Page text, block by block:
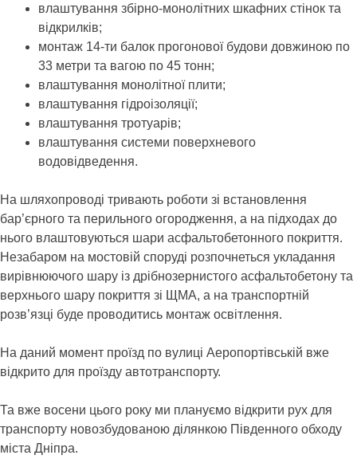
влаштування збірно-монолітних шкафних стінок та
відкрилків;
монтаж 14-ти балок прогонової будови довжиною по
33 метри та вагою по 45 тонн;
влаштування монолітної плити;
влаштування гідроізоляції;
влаштування тротуарів;
влаштування системи поверхневого
водовідведення.
На шляхопроводі тривають роботи зі встановлення
бар’єрного та перильного огородження, а на підходах до
нього влаштовуються шари асфальтобетонного покриття.
Незабаром на мостовій споруді розпочнеться укладання
вирівнюючого шару із дрібнозернистого асфальтобетону та
верхнього шару покриття зі ЩМА, а на транспортній
розв’язці буде проводитись монтаж освітлення.
На даний момент проїзд по вулиці Аеропортівській вже
відкрито для проїзду автотранспорту.
Та вже восени цього року ми плануємо відкрити рух для
транспорту новозбудованою ділянкою Південного обходу
міста Дніпра.